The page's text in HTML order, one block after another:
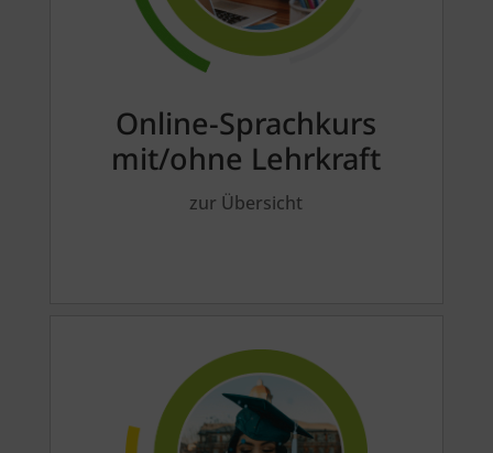
Online-Sprachkurs
mit/ohne Lehrkraft
zur Übersicht